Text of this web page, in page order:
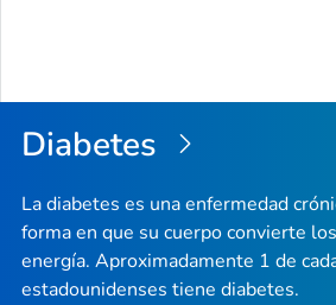
Diabetes
La diabetes es una enfermedad
forma en que su cuerpo convierte
energía. Aproximadamente 1 de
estadounidenses tiene diabetes.